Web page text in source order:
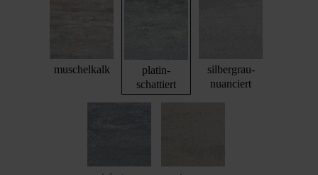
muschelkalk
platin-
schattiert
silbergrau-
nuanciert